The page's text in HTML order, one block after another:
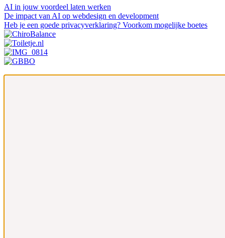
AI in jouw voordeel laten werken
De impact van AI op webdesign en development
Heb je een goede privacyverklaring? Voorkom mogelijke boetes